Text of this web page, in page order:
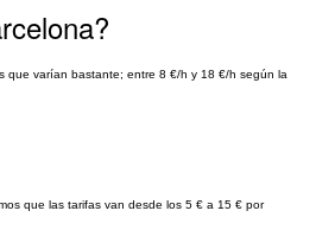
que varían bastante; entre 8 €/h y 18 €/h según la
que las tarifas van desde los 5 € a 15 € por